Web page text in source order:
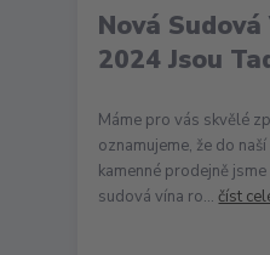
Nová
2024 Jsou
Máme pro vás skvělé
oznamujeme, že do
kamenné prodejně
sudová vína ro...číst